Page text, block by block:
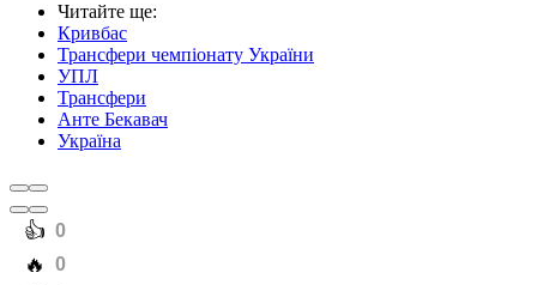
Читайте ще:
Кривбас
Трансфери чемпіонату України
УПЛ
Трансфери
Анте Бекавач
Україна
️👍 0
️🔥 0